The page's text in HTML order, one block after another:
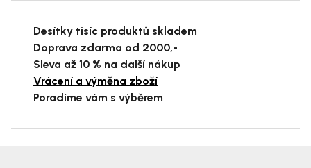
Desítky tisíc produktů skladem
Doprava zdarma od 2000,-
Sleva až 10 % na další nákup
Vrácení a výměna zboží
Poradíme vám s výběrem